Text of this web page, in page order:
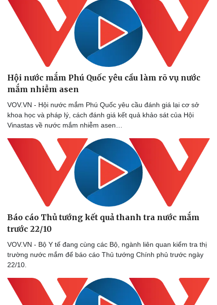
Sản phụ khoa
Nhi khoa
Nam khoa
Làm đẹp - giảm cân
Phòng mạch online
Ăn sạch sống khỏe
Tình yêu - Gia đình
Hội nước mắm Phú Quốc yêu cầu làm rõ vụ nước
mắm nhiễm asen
VOV.VN - Hội nước mắm Phú Quốc yêu cầu đánh giá lại cơ sở
khoa học và pháp lý, cách đánh giá kết quả khảo sát của Hội
Vinastas về nước mắm nhiễm asen…
Báo cáo Thủ tướng kết quả thanh tra nước mắm
trước 22/10
VOV.VN - Bộ Y tế đang cùng các Bộ, ngành liên quan kiểm tra thị
trường nước mắm để báo cáo Thủ tướng Chính phủ trước ngày
22/10.